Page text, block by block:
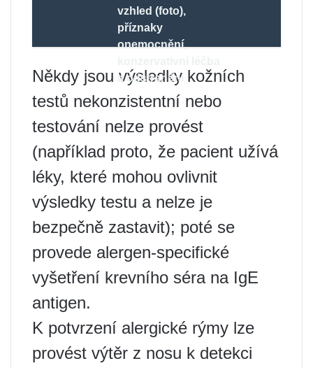
vzhled (foto),
příznaky
onemocnění,
a odstranění
Někdy jsou výsledky kožních
testů nekonzistentní nebo
testování nelze provést
(například proto, že pacient užívá
léky, které mohou ovlivnit
výsledky testu a nelze je
bezpečně zastavit); poté se
provede alergen-specifické
vyšetření krevního séra na IgE
antigen.
K potvrzení alergické rýmy lze
provést výtěr z nosu k detekci